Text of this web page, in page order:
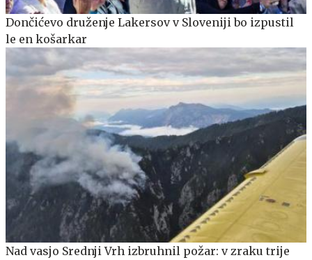
Dončićevo druženje Lakersov v Sloveniji bo izpustil
le en košarkar
Nad vasjo Srednji Vrh izbruhnil požar: v zraku trije